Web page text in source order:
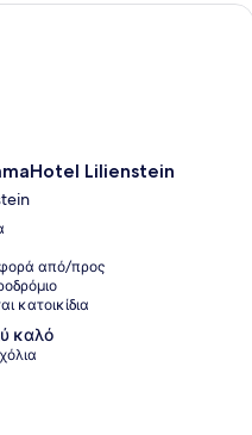
Lilienstein
από/προς
κατοικίδια
καλό
Lilienstein